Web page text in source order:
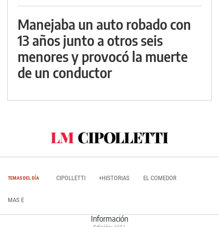
Manejaba un auto robado con
13 años junto a otros seis
menores y provocó la muerte
de un conductor
TEMAS DEL DÍA CIPOLLETTI +HISTORIAS EL COMEDOR
MAS E
Información